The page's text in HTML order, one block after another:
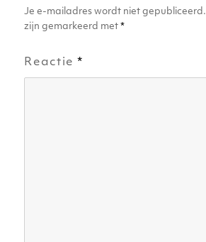
Je e-mailadres wordt niet gepubliceerd.
zijn gemarkeerd met*
Reactie*